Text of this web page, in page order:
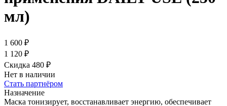
мл)
1 600 ₽
1 120 ₽
Скидка 480 ₽
Нет в наличии
Стать партнёром
Назначение
Маска тонизирует, восстанавливает энергию, обеспечивает